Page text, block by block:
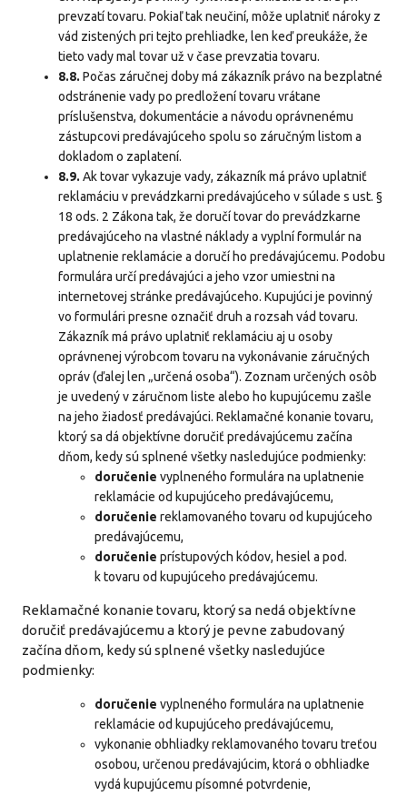
prevzatí tovaru. Pokiaľ tak neučiní, môže uplatniť nároky z
vád zistených pri tejto prehliadke, len keď preukáže, že
tieto vady mal tovar už v čase prevzatia tovaru.
8.8. Počas záručnej doby má zákazník právo na bezplatné
odstránenie vady po predložení tovaru vrátane
príslušenstva, dokumentácie a návodu oprávnenému
zástupcovi predávajúceho spolu so záručným listom a
dokladom o zaplatení.
8.9. Ak tovar vykazuje vady, zákazník má právo uplatniť
reklamáciu v prevádzkarni predávajúceho v súlade s ust. §
18 ods. 2 Zákona tak, že doručí tovar do prevádzkarne
predávajúceho na vlastné náklady a vyplní formulár na
uplatnenie reklamácie a doručí ho predávajúcemu. Podobu
formulára určí predávajúci a jeho vzor umiestni na
internetovej stránke predávajúceho. Kupujúci je povinný
vo formulári presne označiť druh a rozsah vád tovaru.
Zákazník má právo uplatniť reklamáciu aj u osoby
oprávnenej výrobcom tovaru na vykonávanie záručných
opráv (ďalej len „určená osoba“). Zoznam určených osôb
je uvedený v záručnom liste alebo ho kupujúcemu zašle
na jeho žiadosť predávajúci. Reklamačné konanie tovaru,
ktorý sa dá objektívne doručiť predávajúcemu začína
dňom, kedy sú splnené všetky nasledujúce podmienky:
doručenie vyplneného formulára na uplatnenie
reklamácie od kupujúceho predávajúcemu,
doručenie reklamovaného tovaru od kupujúceho
predávajúcemu,
doručenie prístupových kódov, hesiel a pod.
k tovaru od kupujúceho predávajúcemu.
Reklamačné konanie tovaru, ktorý sa nedá objektívne
doručiť predávajúcemu a ktorý je pevne zabudovaný
začína dňom, kedy sú splnené všetky nasledujúce
podmienky:
doručenie vyplneného formulára na uplatnenie
reklamácie od kupujúceho predávajúcemu,
vykonanie obhliadky reklamovaného tovaru treťou
osobou, určenou predávajúcim, ktorá o obhliadke
vydá kupujúcemu písomné potvrdenie,